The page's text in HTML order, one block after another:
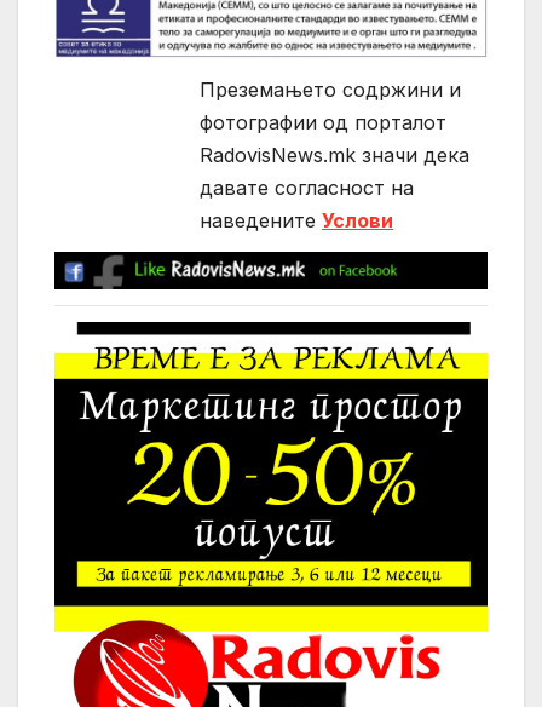
Преземањето содржини и
фотографии од порталот
RadovisNews.mk значи дека
давате согласност на
нaведените Услови